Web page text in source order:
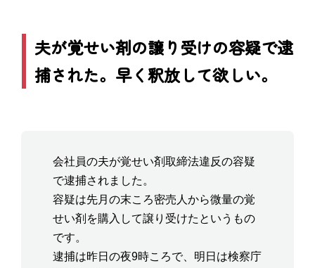
夫が覚せい剤の譲り受けの容疑で逮
捕された。早く釈放して欲しい。
会社員の夫が覚せい剤取締法違反の容疑
で逮捕されました。
容疑は先月の末ころ密売人から微量の覚
せい剤を購入して譲り受けたというもの
です。
逮捕は昨日の夜9時ころで、明日は検察庁